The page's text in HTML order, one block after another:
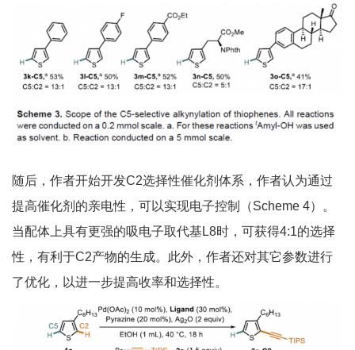
随后，作者开始开发C2选择性催化剂体系，作者认为通过
提高催化剂的亲电性，可以实现电子控制（Scheme 4）。
当配体上具有更强的吸电子取代基L8时，可获得4:1的选择
性，有利于C2产物的生成。此外，作者还对其它参数进行
了优化，以进一步提高收率和选择性。